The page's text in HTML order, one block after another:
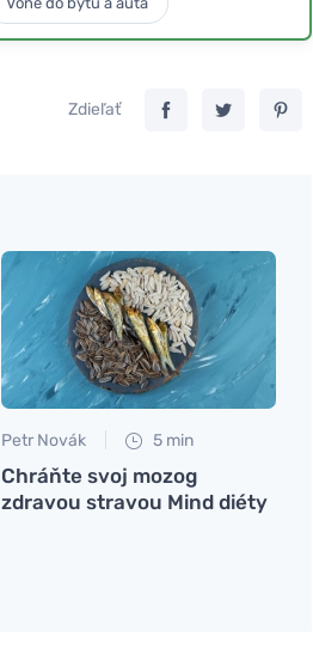
Zdieľať
Petr Novák 5 min
Chráňte svoj mozog
zdravou stravou Mind diéty